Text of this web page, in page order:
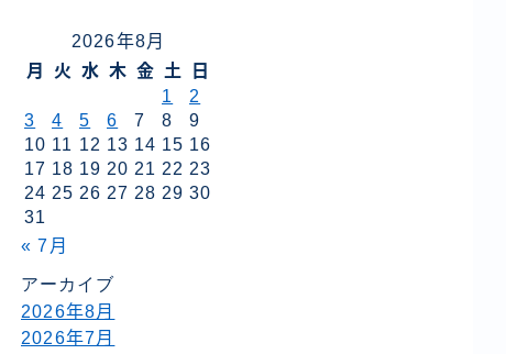
2026年8月
月
火 水 木 金 土
日
1
2
3
4 5 6 7 8
9
10 11 12 13 14 15 16
17 18 19 20 21 22 23
24 25 26 27 28 29 30
31
« 7月
アーカイブ
2026年8月
2026年7月